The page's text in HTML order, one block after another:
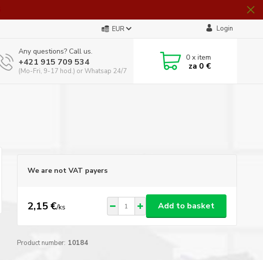
EUR Login
Any questions? Call us.
+421 915 709 534
(Mo-Fri, 9-17 hod.) or Whatsap 24/7
0 x item
za 0 €
We are not VAT payers
2,15 €/ks Add to basket
Product number: 10184